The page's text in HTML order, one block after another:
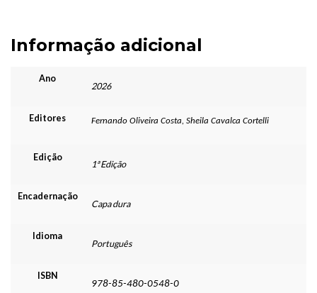
Informação adicional
Ano
2026
Editores Fernando Oliveira Costa, Sheila Cavalca Cortelli
Edição
1ª Edição
Encadernação
Capa dura
Idioma
Português
ISBN
978-85-480-0548-0